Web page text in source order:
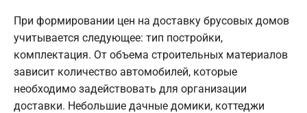
При формировании цен на доставку брусовых домов
учитывается следующее: тип постройки,
комплектация. От объема строительных материалов
зависит количество автомобилей, которые
необходимо задействовать для организации
доставки. Небольшие дачные домики, коттеджи